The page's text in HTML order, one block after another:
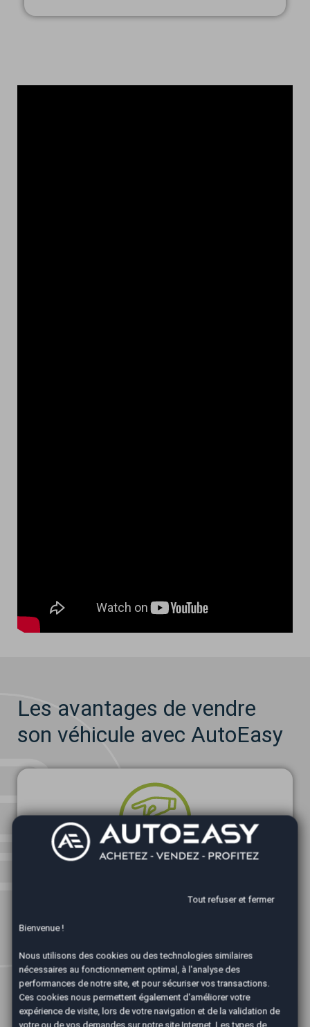
Les avantages de vendre
son véhicule avec AutoEasy
Un service rapide et sans contraintes
Estimation, rendez-vous et vente de votre voiture en
Tout refuser et fermer
Bienvenue !
Nous utilisons des cookies ou des technologies similaires
nécessaires au fonctionnement optimal, à l'analyse des
performances de notre site, et pour sécuriser vos transactions.
Ces cookies nous permettent également d'améliorer votre
expérience de visite, lors de votre navigation et de la validation de
votre ou de vos demandes sur notre site Internet. Les types de